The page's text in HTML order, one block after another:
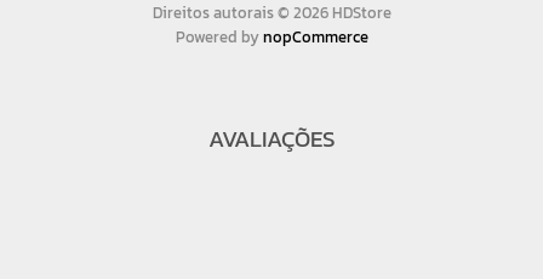
Direitos autorais © 2026 HDStore
Powered bynopCommerce
AVALIAÇÕES